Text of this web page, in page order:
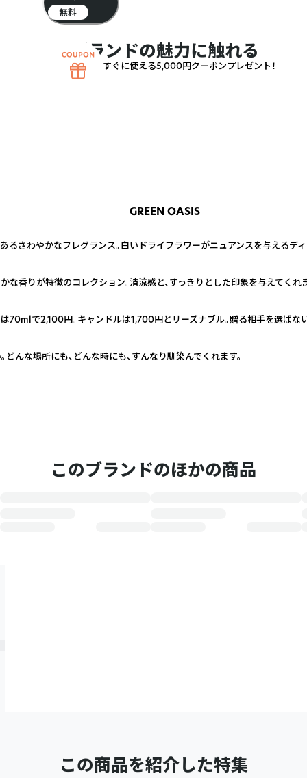
ブランドの魅力に触れる
GREEN OASIS
るさわやかなフレグランス。白いドライフラワーがニュアンスを与えるデ
な香りが特徴のコレクション。清涼感と、すっきりとした印象を与えてくれ
70mlで2,100円。キャンドルは1,700円とリーズナブル。贈る相手を選ばな
んな場所にも、どんな時にも、すんなり馴染んでくれます。
このブランドのほかの商品
この商品を紹介した特集
無料
すぐに使える5,000円クーポンプレゼント！